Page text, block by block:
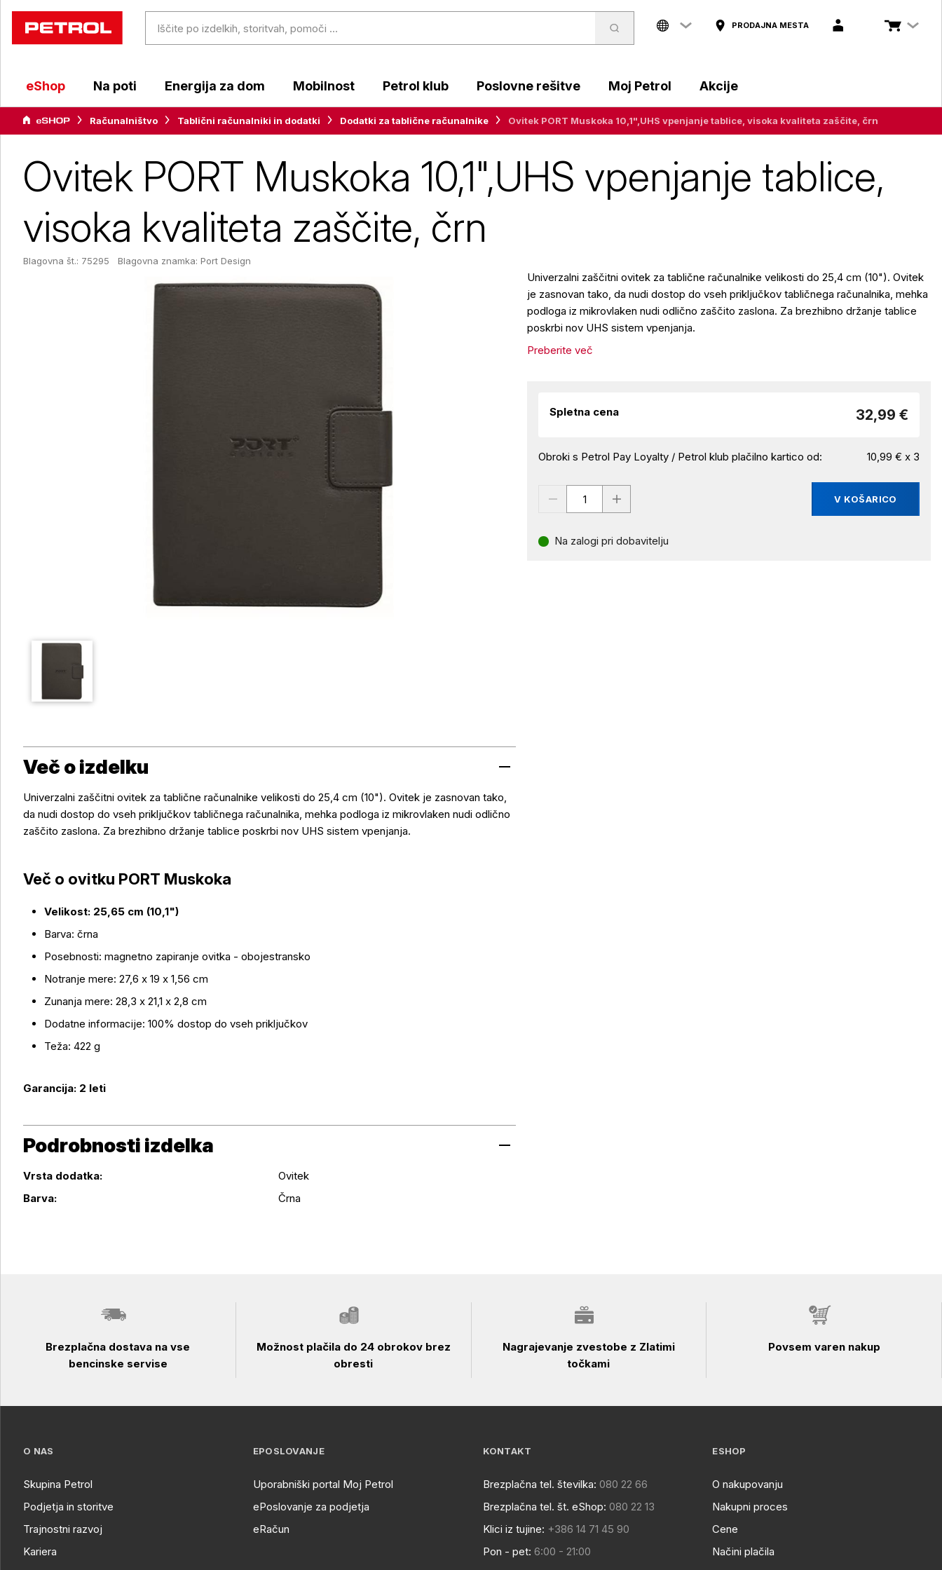
PRODAJNA MESTA
eShop Na poti Energija za dom Mobilnost Petrol klub Poslovne rešitve Moj Petrol Akcije
Računalništvo Tablični računalniki in dodatki Dodatki za tablične računalnike Ovitek PORT Muskoka 10,1",UHS vpenjanje tablice, visoka kvaliteta zaščite, črn
Ovitek PORT Muskoka 10,1",UHS vpenjanje tablice,
visoka kvaliteta zaščite, črn
Blagovna št.: 75295 Blagovna znamka: Port Design
Univerzalni zaščitni ovitek za tablične računalnike velikosti do 25,4 cm (10"). Ovitek
je zasnovan tako, da nudi dostop do vseh priključkov tabličnega računalnika, mehka
podloga iz mikrovlaken nudi odlično zaščito zaslona. Za brezhibno držanje tablice
poskrbi nov UHS sistem vpenjanja.
Preberite več
Spletna cena 32,99 €
Obroki s Petrol Pay Loyalty / Petrol klub plačilno kartico od: 10,99 € x 3
V KOŠARICO
Na zalogi pri dobavitelju
Več o izdelku
Univerzalni zaščitni ovitek za tablične računalnike velikosti do 25,4 cm (10"). Ovitek je zasnovan tako,
da nudi dostop do vseh priključkov tabličnega računalnika, mehka podloga iz mikrovlaken nudi odlično
zaščito zaslona. Za brezhibno držanje tablice poskrbi nov UHS sistem vpenjanja.
Več o ovitku PORT Muskoka
Velikost: 25,65 cm (10,1")
Barva: črna
Posebnosti: magnetno zapiranje ovitka - obojestransko
Notranje mere: 27,6 x 19 x 1,56 cm
Zunanja mere: 28,3 x 21,1 x 2,8 cm
Dodatne informacije: 100% dostop do vseh priključkov
Teža: 422 g
Garancija: 2 leti
Podrobnosti izdelka
Podrobnosti izdelka
Vrsta dodatka:
Ovitek
Barva:
Črna
Brezplačna dostava na vse
bencinske servise
Možnost plačila do 24 obrokov brez
obresti
Nagrajevanje zvestobe z Zlatimi
točkami
Povsem varen nakup
O NAS
Skupina Petrol
Podjetja in storitve
Trajnostni razvoj
Kariera
EPOSLOVANJE
Uporabniški portal Moj Petrol
ePoslovanje za podjetja
eRačun
KONTAKT
Brezplačna tel. številka: 080 22 66
Brezplačna tel. št. eShop: 080 22 13
Klici iz tujine: +386 14 71 45 90
Pon - pet: 6:00 - 21:00
ESHOP
O nakupovanju
Nakupni proces
Cene
Načini plačila